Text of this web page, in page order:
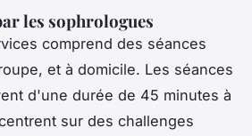
les sophrologues
comprend des séances
et à domicile. Les séances
d'une durée de 45 minutes à
sur des challenges